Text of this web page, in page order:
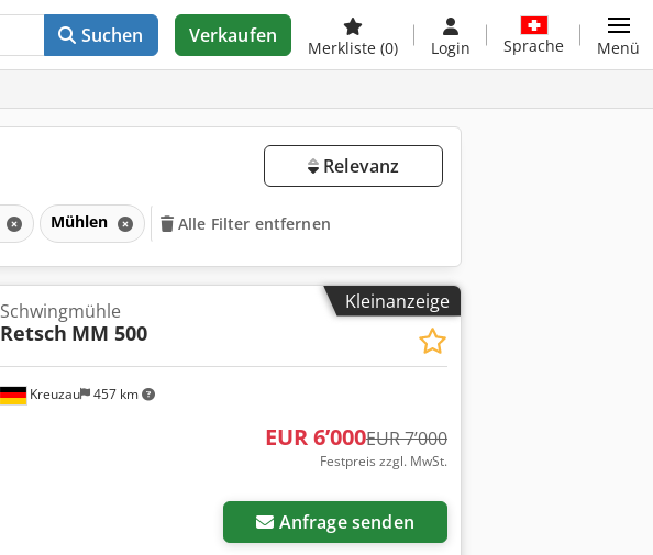
Suchen Verkaufen
Merkliste (0) Login Sprache Menü
Relevanz
Mühlen Alle Filter entfernen
Kleinanzeige
Kreuzau 457 km
Schwingmühle
Retsch MM 500
EUR 6’000EUR 7’000
Festpreis zzgl. MwSt.
Anfrage senden